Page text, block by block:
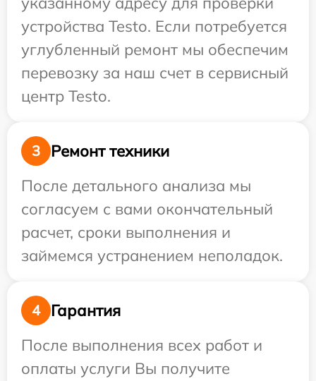
устройства Testo. Если потребуется
углубленный ремонт мы обеспечим
перевозку за наш счет в сервисный
центр Testo.
3
Ремонт техники
После детального анализа мы
согласуем с вами окончательный
расчет, сроки выполнения и
займемся устранением неполадок.
4
Гарантия
После выполнения всех работ и
оплаты услуги Вы получите